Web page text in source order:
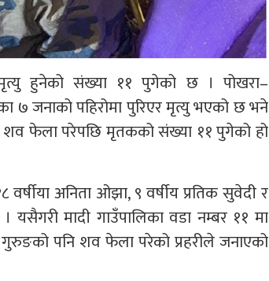
मृत्यु हुनेको संख्या ११ पुगेको छ । पोखरा–
७ जनाको पहिरोमा पुरिएर मृत्यु भएको छ भने
शव फेला परेपछि मृतकको संख्या ११ पुगेको हो
अनिता ओझा, ९ वर्षीय प्रतिक सुवेदी र
मादी गाउँपालिका वडा नम्बर ११ मा
गुरुङको पनि शव फेला परेको प्रहरीले जनाएको